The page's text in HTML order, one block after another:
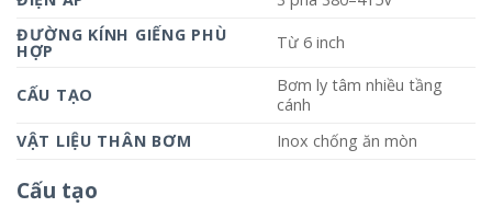
ĐƯỜNG KÍNH GIẾNG PHÙ
HỢP Từ 6 inch
CẤU TẠO
Bơm ly tâm nhiều tầng
cánh
VẬT LIỆU THÂN BƠM
Inox chống ăn mòn
Cấu tạo